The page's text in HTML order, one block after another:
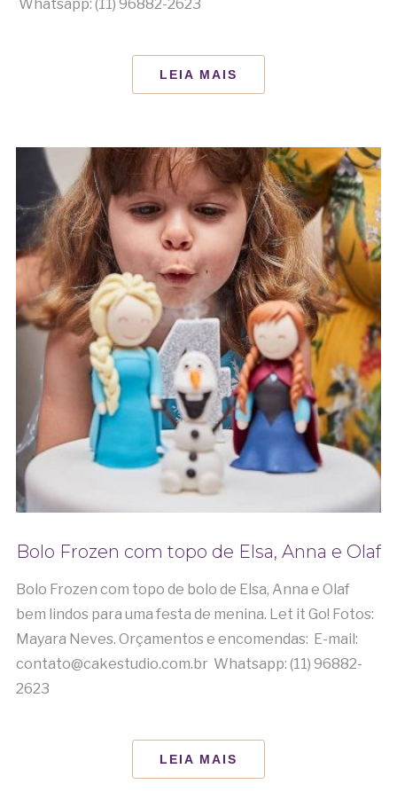
Whatsapp: (11) 96882-2623
LEIA MAIS
Bolo Frozen com topo de Elsa, Anna e Olaf
Bolo Frozen com topo de bolo de Elsa, Anna e Olaf
bem lindos para uma festa de menina. Let it Go! Fotos:
Mayara Neves. Orçamentos e encomendas: E-mail:
contato@cakestudio.com.br Whatsapp: (11) 96882-
2623
LEIA MAIS